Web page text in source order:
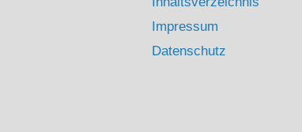
Impressum
Datenschutz